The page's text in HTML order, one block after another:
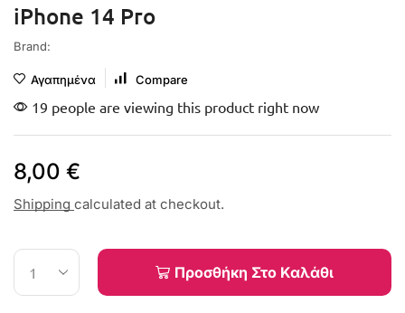
iPhone 14 Pro
Brand:
Αγαπημένα Compare
19 people are viewing this product right now
8,00 €
Shipping calculated at checkout.
Προσθήκη Στο Καλάθι